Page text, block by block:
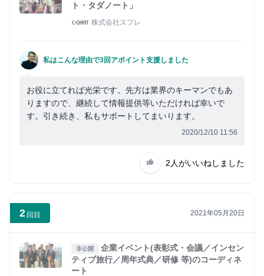
ト・タダノート」
株式会社スフレ
私はこんな理由で3回アポイント支援しました
お役に立てれば光栄です。先方は業界のキーマンでもあ
りますので、継続して情報提供等いただければ幸いで
す。引き続き、私もサポートしてまいります。
2020/12/10 11:56
2人がいいねしました
2 回目 2021年05月20日
非公開
企業イベント(表彰式・会議／インセン
ティブ旅行／周年式典／研修 等)のコーディネ
ート